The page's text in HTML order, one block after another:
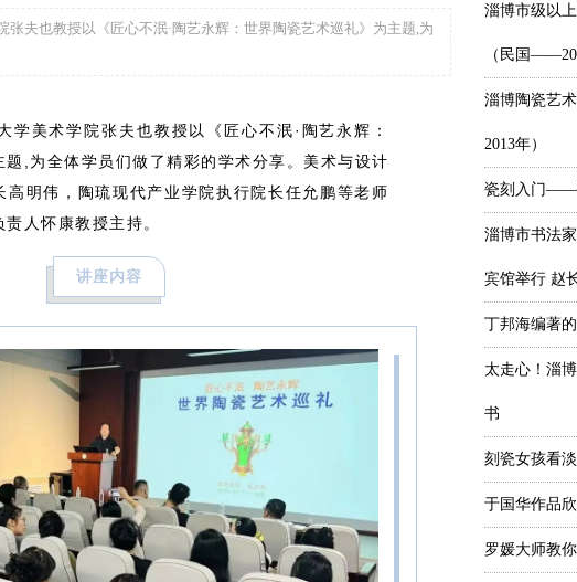
夫也教授以《匠心不泯·陶艺永辉：世界陶瓷艺术巡礼》为主题,为
学美术学院张夫也教授以《匠心不泯·陶艺永辉：
,为全体学员们做了精彩的学术分享。美术与设计
高明伟，陶琉现代产业学院执行院长任允鹏等老师
人怀康教授主持。
讲座内容
淄博市级以
（民国
淄博陶瓷艺
2013年）
瓷刻入门——
淄博市书法
宾馆举行 赵
丁邦海编著
太走心！淄
书
刻瓷女孩看
于国华作品
罗媛大师教